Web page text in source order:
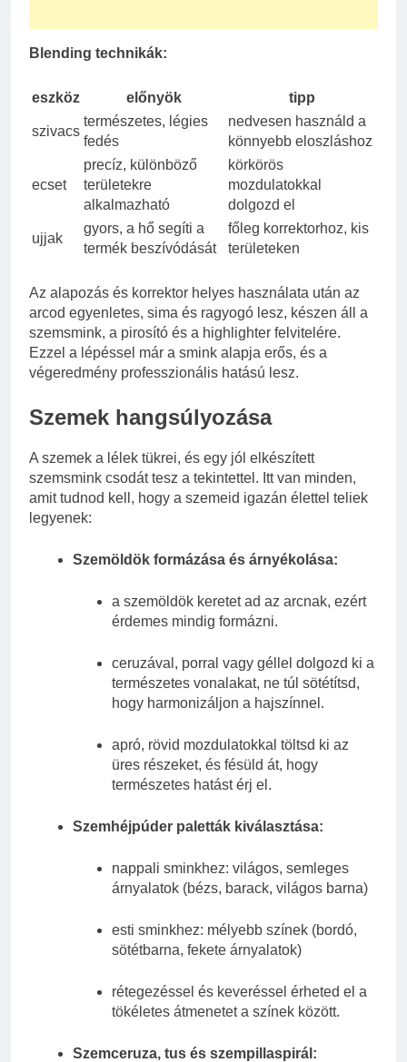
Blending technikák:
eszköz előnyök tipp
szivacs
természetes, légies
fedés
nedvesen használd a
könnyebb eloszláshoz
ecset
precíz, különböző
területekre
alkalmazható
körkörös
mozdulatokkal
dolgozd el
ujjak
gyors, a hő segíti a
termék beszívódását
főleg korrektorhoz, kis
területeken
Az alapozás és korrektor helyes használata után az
arcod egyenletes, sima és ragyogó lesz, készen áll a
szemsmink, a pirosító és a highlighter felvitelére.
Ezzel a lépéssel már a smink alapja erős, és a
végeredmény professzionális hatású lesz.
Szemek hangsúlyozása
A szemek a lélek tükrei, és egy jól elkészített
szemsmink csodát tesz a tekintettel. Itt van minden,
amit tudnod kell, hogy a szemeid igazán élettel teliek
legyenek:
Szemöldök formázása és árnyékolása:
a szemöldök keretet ad az arcnak, ezért
érdemes mindig formázni.
ceruzával, porral vagy géllel dolgozd ki a
természetes vonalakat, ne túl sötétítsd,
hogy harmonizáljon a hajszínnel.
apró, rövid mozdulatokkal töltsd ki az
üres részeket, és fésüld át, hogy
természetes hatást érj el.
Szemhéjpúder paletták kiválasztása:
nappali sminkhez: világos, semleges
árnyalatok (bézs, barack, világos barna)
esti sminkhez: mélyebb színek (bordó,
sötétbarna, fekete árnyalatok)
rétegezéssel és keveréssel érheted el a
tökéletes átmenetet a színek között.
Szemceruza, tus és szempillaspirál: